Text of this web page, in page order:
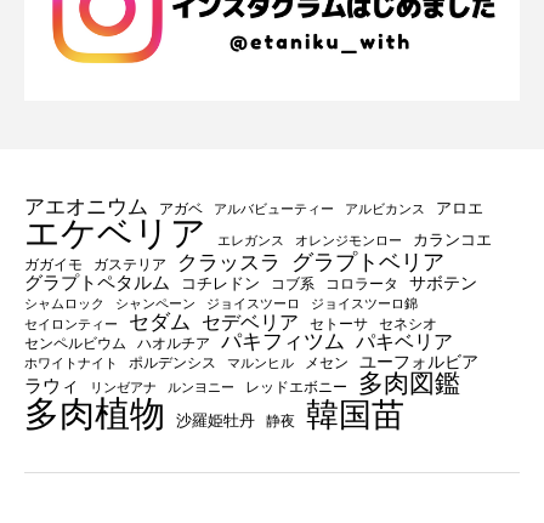
アエオニウム アガベ アルバビューティー アルビカンス アロエ
エケベリア エレガンス オレンジモンロー カランコエ
ガガイモ ガステリア クラッスラ グラプトベリア
グラプトペタルム コチレドン コブ系 コロラータ サボテン
シャムロック シャンペーン ジョイスツーロ
ジョイスツーロ錦
セイロンティー
セダム セデベリア セトーサ
セネシオ
センペルビウム
ハオルチア パキフィツム パキベリア
ホワイトナイト ポルデンシス マルンヒル メセン
ユーフォルビア
ラウィ
リンゼアナ ルンヨニー レッドエボニー 多肉図鑑
多肉植物 沙羅姫牡丹 静夜 韓国苗